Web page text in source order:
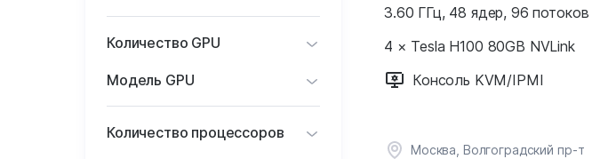
Количество GPU
Модель GPU
Количество процессоров
3.60 ГГц, 48 ядер, 96 потоков
4 × Tesla H100 80GB NVLink
Консоль KVM/IPMI
Москва, Волгоградский пр-т